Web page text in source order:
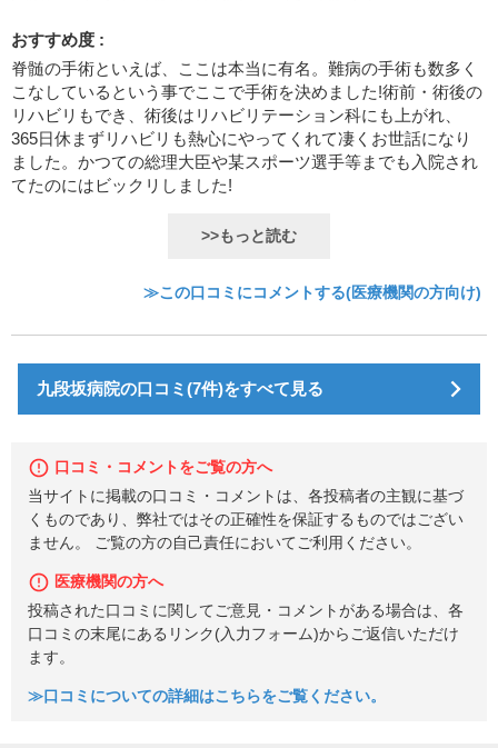
おすすめ度 :
脊髄の手術といえば、ここは本当に有名。難病の手術も数多く
こなしているという事でここで手術を決めました!術前・術後の
リハビリもでき、術後はリハビリテーション科にも上がれ、
365日休まずリハビリも熱心にやってくれて凄くお世話になり
ました。かつての総理大臣や某スポーツ選手等までも入院され
てたのにはビックリしました!
>>もっと読む
≫この口コミにコメントする(医療機関の方向け)
九段坂病院の口コミ(7件)をすべて見る
口コミ・コメントをご覧の方へ
当サイトに掲載の口コミ・コメントは、各投稿者の主観に基づ
くものであり、弊社ではその正確性を保証するものではござい
ません。 ご覧の方の自己責任においてご利用ください。
医療機関の方へ
投稿された口コミに関してご意見・コメントがある場合は、各
口コミの末尾にあるリンク(入力フォーム)からご返信いただけ
ます。
≫口コミについての詳細はこちらをご覧ください。